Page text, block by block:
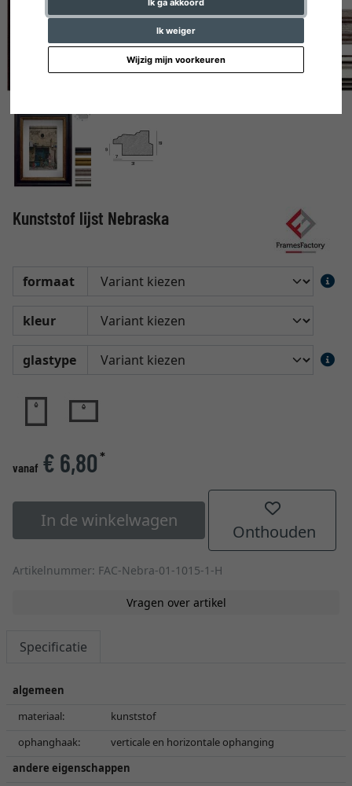
Ik ga akkoord
Ik weiger
Wijzig mijn voorkeuren
Kunststof lijst Nebraska
formaat
kleur
glastype
vanaf € 6,80*
In de winkelwagen
Onthouden
Artikelnummer: FAC-Nebra-01-1015-1-H
Vragen over artikel
Specificatie
algemeen
materiaal:
kunststof
ophanghaak:
verticale en horizontale ophanging
andere eigenschappen